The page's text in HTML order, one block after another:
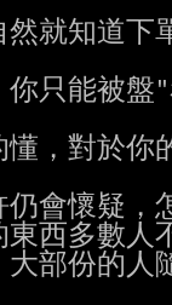
就知道下
只能被盤
，對於你
會懷疑，
西多數人
部份的人